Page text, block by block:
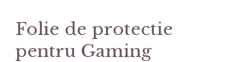
Folie de protectie
pentru Gaming